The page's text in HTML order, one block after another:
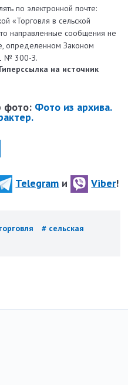
по электронной почте:
«Торговля в сельской
направленные сообщения не
определенном Законом
№ 300-З.
на источник
фото: Фото из архива.
Telegram и Viber!
# сельская